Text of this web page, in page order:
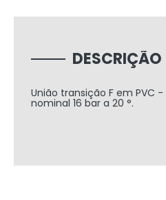
DESCRIÇÃO
União transição F em PVC -
nominal 16 bar a 20 °.